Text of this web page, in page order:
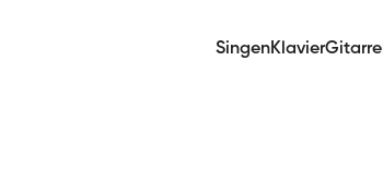
SingenKlavierGitarre